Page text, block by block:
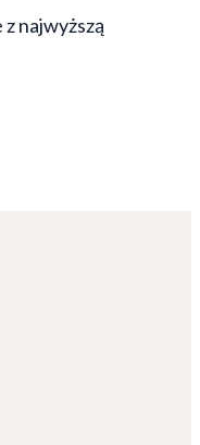
najwyższą